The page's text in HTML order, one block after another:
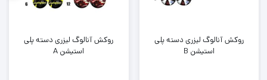
روکش آنالوگ لیزری دسته پلی
استیشن B
روکش آنالوگ لیزری دسته پلی
استیشن A